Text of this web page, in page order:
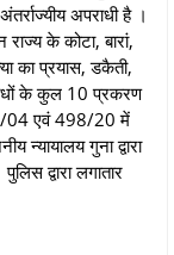
अपराधी है ।
के कोटा, बारां,
का प्रयास, डकैती,
के कुल 10 प्रकरण
04 एवं 498/20 में
न्यायालय गुना द्वारा
द्वारा लगातार